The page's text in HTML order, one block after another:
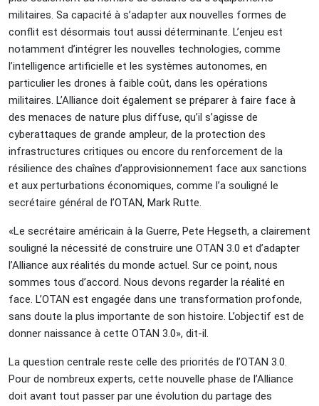
militaires. Sa capacité à s’adapter aux nouvelles formes de
conflit est désormais tout aussi déterminante. L’enjeu est
notamment d’intégrer les nouvelles technologies, comme
l’intelligence artificielle et les systèmes autonomes, en
particulier les drones à faible coût, dans les opérations
militaires. L’Alliance doit également se préparer à faire face à
des menaces de nature plus diffuse, qu’il s’agisse de
cyberattaques de grande ampleur, de la protection des
infrastructures critiques ou encore du renforcement de la
résilience des chaînes d’approvisionnement face aux sanctions
et aux perturbations économiques, comme l’a souligné le
secrétaire général de l’OTAN, Mark Rutte.
«Le secrétaire américain à la Guerre, Pete Hegseth, a clairement
souligné la nécessité de construire une OTAN 3.0 et d’adapter
l’Alliance aux réalités du monde actuel. Sur ce point, nous
sommes tous d’accord. Nous devons regarder la réalité en
face. L’OTAN est engagée dans une transformation profonde,
sans doute la plus importante de son histoire. L’objectif est de
donner naissance à cette OTAN 3.0», dit-il.
La question centrale reste celle des priorités de l’OTAN 3.0.
Pour de nombreux experts, cette nouvelle phase de l’Alliance
doit avant tout passer par une évolution du partage des